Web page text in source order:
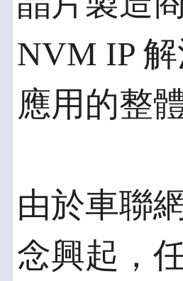
NVM IP
應用的整
由於車聯
念興起，